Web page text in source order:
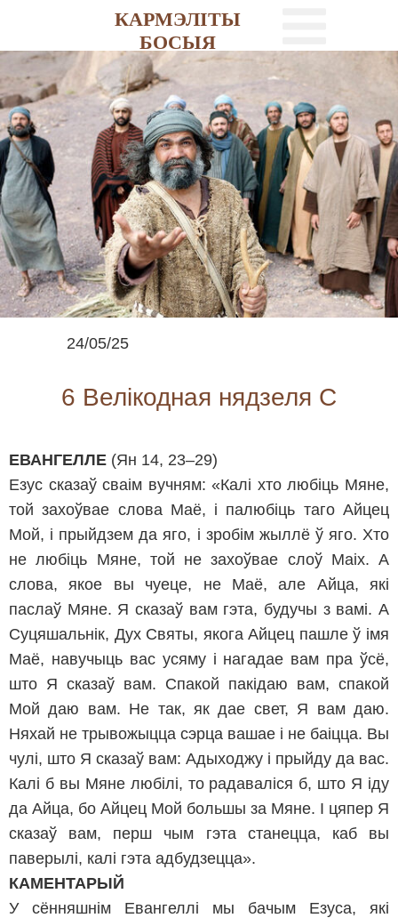
24/05/25
6 Велікодная нядзеля С
ЕВАНГЕЛЛЕ (Ян 14, 23–29)
Езус сказаў сваім вучням: «Калі хто любіць Мяне,
той захоўвае слова Маё, і палюбіць таго Айцец
Мой, і прыйдзем да яго, і зробім жыллё ў яго. Хто
не любіць Мяне, той не захоўвае слоў Маіх. А
слова, якое вы чуеце, не Маё, але Айца, які
паслаў Мяне. Я сказаў вам гэта, будучы з вамі. А
Суцяшальнік, Дух Святы, якога Айцец пашле ў імя
Маё, навучыць вас усяму і нагадае вам пра ўсё,
што Я сказаў вам. Спакой пакідаю вам, спакой
Мой даю вам. Не так, як дае свет, Я вам даю.
Няхай не трывожыцца сэрца вашае і не баіцца. Вы
чулі, што Я сказаў вам: Адыходжу і прыйду да вас.
Калі б вы Мяне любілі, то радаваліся б, што Я іду
да Айца, бо Айцец Мой большы за Мяне. І цяпер Я
сказаў вам, перш чым гэта станецца, каб вы
паверылі, калі гэта адбудзецца».
КАМЕНТАРЫЙ
У сённяшнім Евангеллі мы бачым Езуса, які
КАРМЭЛІТЫ
БОСЫЯ